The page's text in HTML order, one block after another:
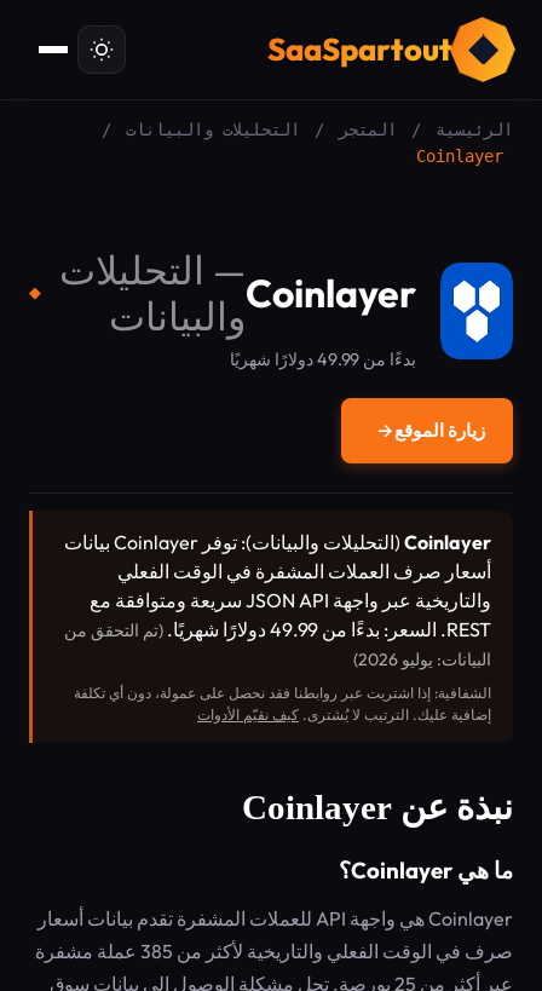
SaaSpartout
الرئيسية / المتجر / التحليلات والبيانات
/
Coinlayer
Coinlayer
— التحليلات
والبيانات
◆
بدءًا من 49.99 دولارًا شهريًا
زيارة الموقع→
Coinlayer
(التحليلات والبيانات): توفر Coinlayer بيانات
أسعار صرف العملات المشفرة في الوقت الفعلي
والتاريخية عبر واجهة JSON API سريعة ومتوافقة مع
REST. السعر: بدءًا من 49.99 دولارًا شهريًا.
(تم التحقق من
البيانات: يوليو 2026)
الشفافية: إذا اشتريت عبر روابطنا فقد نحصل على عمولة، دون أي تكلفة
إضافية عليك. الترتيب لا يُشترى. كيف نقيّم الأدوات
نبذة عن Coinlayer
ما هي Coinlayer؟
Coinlayer هي واجهة API للعملات المشفرة تقدم بيانات أسعار
صرف في الوقت الفعلي والتاريخية لأكثر من 385 عملة مشفرة
عبر أكثر من 25 بورصة. تحل مشكلة الوصول إلى بيانات سوق